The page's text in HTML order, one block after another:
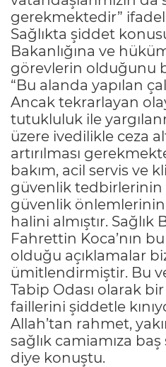
gerekmektedir”
Sağlıkta şiddet
Bakanlığına ve
görevlerin olduğunu
“Bu alanda yapılan
Ancak tekrarlayan
tutukluluk ile
üzere ivedilikle ceza
artırılması
bakım, acil servis ve
güvenlik tedbirlerinin
güvenlik önlemlerinin
halini almıştır. Sağlık
Fahrettin Koca’nın
olduğu açıklamalar
ümitlendirmiştir. Bu
Tabip Odası olarak bir
faillerini şiddetle
Allah’tan rahmet,
sağlık camiamıza baş
diye konuştu.